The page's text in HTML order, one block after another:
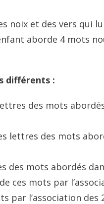
noix et des vers qui
aborde 4 mots
différents :
des mots
lettres des mots
des mots abordés
ces mots par
l’association des